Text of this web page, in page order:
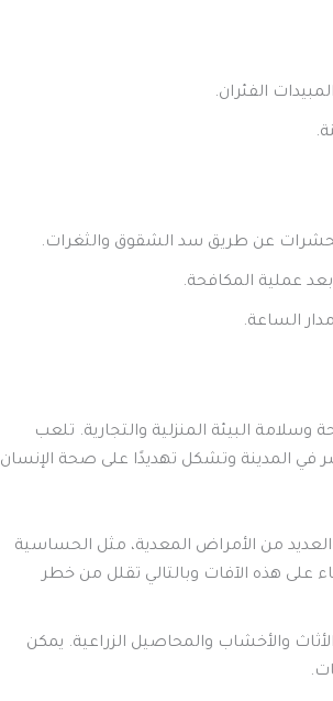
الفئران.
عن طريق سد الشقوق والثغرات.
عملية المكافحة.
الساعة.
البيئة المنزلية والتجارية. تلعب
في المدينة وتشكل تهديدًا على صحة الإنسان
من الأمراض المعدية، مثل الحساسية
على هذه الآفات وبالتالي تقلل من خطر
والأخشاب والمحاصيل الزراعية. يمكن